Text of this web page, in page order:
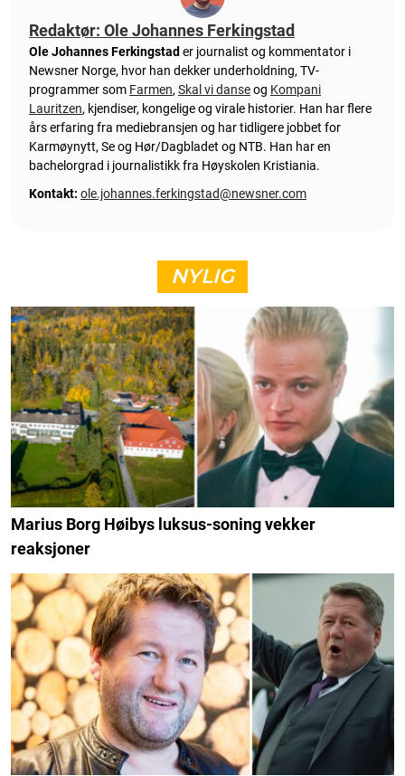
Redaktør: Ole Johannes Ferkingstad
Ole Johannes Ferkingstad er journalist og kommentator i
Newsner Norge, hvor han dekker underholdning, TV-
programmer som Farmen, Skal vi danseog Kompani
Lauritzen, kjendiser, kongelige og virale historier. Han har flere
års erfaring fra mediebransjen og har tidligere jobbet for
Karmøynytt, Se og Hør/Dagbladet og NTB. Han har en
bachelorgrad i journalistikk fra Høyskolen Kristiania.
Kontakt: ole.johannes.ferkingstad@newsner.com
NYLIG
Marius Borg Høibys luksus-soning vekker
reaksjoner